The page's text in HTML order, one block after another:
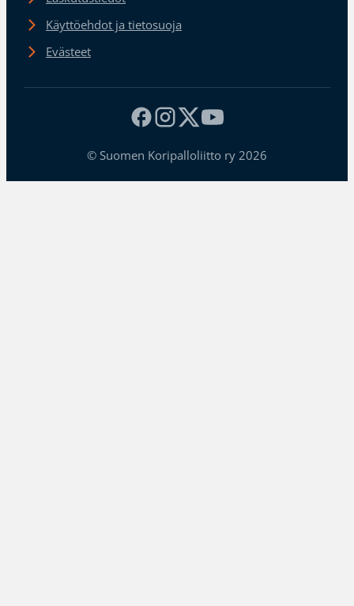
Käyttöehdot ja tietosuoja
Evästeet
© Suomen Koripalloliitto ry 2026